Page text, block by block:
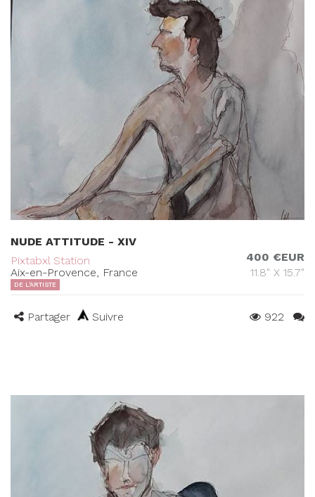
NUDE ATTITUDE - XIV
Pixtabxl Station
Aix-en-Provence, France
400 €EUR
11.8" X 15.7"
DE L'ARTISTE
Partager Suivre 922